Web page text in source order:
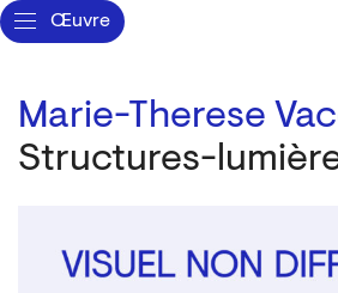
Œuvre
Marie-Therese
Structures-